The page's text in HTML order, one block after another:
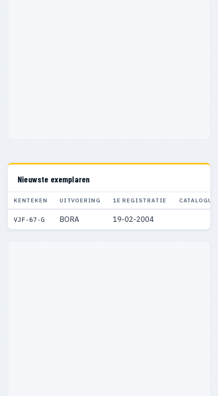
Nieuwste exemplaren
KENTEKEN UITVOERING 1E REGISTRATIE
VJF-67-G BORA 19-02-2004